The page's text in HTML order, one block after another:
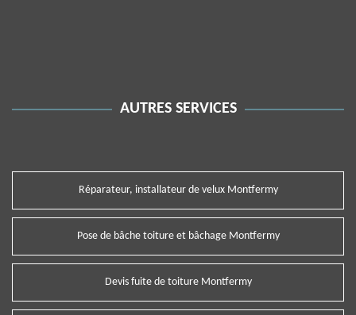
AUTRES SERVICES
Réparateur, installateur de velux Montfermy
Pose de bâche toiture et bâchage Montfermy
Devis fuite de toiture Montfermy